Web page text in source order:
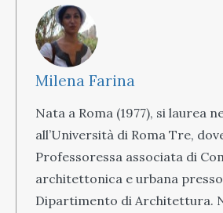
Milena Farina
Nata a Roma (1977), si laurea
all’Università di Roma Tre,
Professoressa associata di
architettonica e urbana
Dipartimento di Architettura.